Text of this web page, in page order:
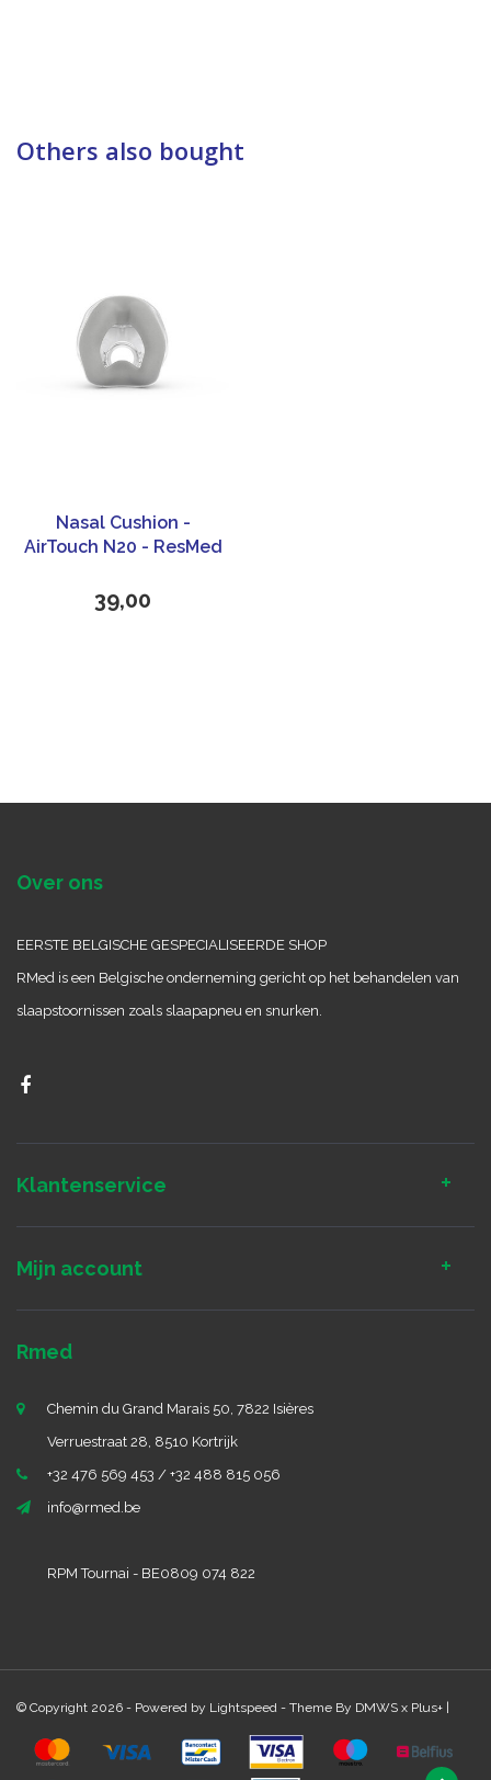
Others also bought
Nasal Cushion -
AirTouch N20 - ResMed
39,00
Over ons
EERSTE BELGISCHE GESPECIALISEERDE SHOP
RMed is een Belgische onderneming gericht op het behandelen van
slaapstoornissen zoals slaapapneu en snurken.
Klantenservice
Mijn account
Rmed
Chemin du Grand Marais 50, 7822 Isières
Verruestraat 28, 8510 Kortrijk
+32 476 569 453 / +32 488 815 056
info@rmed.be
RPM Tournai - BE0809 074 822
© Copyright 2026 - Powered by Lightspeed - Theme By DMWS x Plus+